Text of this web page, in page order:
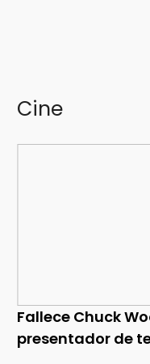
Cine
Fallece Chuck
presentador de